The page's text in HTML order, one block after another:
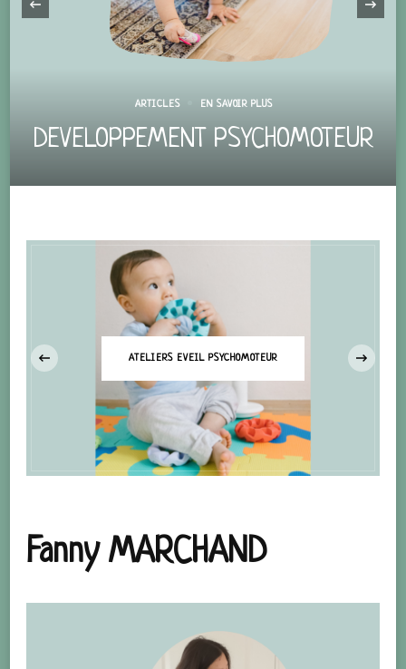
ARTICLES EN SAVOIR PLUS
DEVELOPPEMENT PSYCHOMOTEUR
ATELIERS EVEIL PSYCHOMOTEUR
Fanny MARCHAND